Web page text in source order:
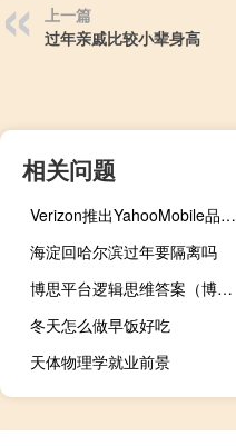
上一篇
过年亲戚比较小辈身高
相关问题
Verizon推出YahooMobile品牌的40美元电话套餐
海淀回哈尔滨过年要隔离吗
博思平台逻辑思维答案（博思平台）
冬天怎么做早饭好吃
天体物理学就业前景